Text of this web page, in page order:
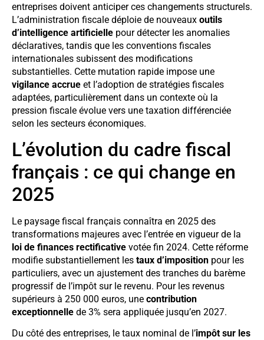
entreprises doivent anticiper ces changements structurels.
L’administration fiscale déploie de nouveaux outils
d’intelligence artificielle pour détecter les anomalies
déclaratives, tandis que les conventions fiscales
internationales subissent des modifications
substantielles. Cette mutation rapide impose une
vigilance accrue et l’adoption de stratégies fiscales
adaptées, particulièrement dans un contexte où la
pression fiscale évolue vers une taxation différenciée
selon les secteurs économiques.
L’évolution du cadre fiscal
français : ce qui change en
2025
Le paysage fiscal français connaîtra en 2025 des
transformations majeures avec l’entrée en vigueur de la
loi de finances rectificative votée fin 2024. Cette réforme
modifie substantiellement les taux d’imposition pour les
particuliers, avec un ajustement des tranches du barème
progressif de l’impôt sur le revenu. Pour les revenus
supérieurs à 250 000 euros, une contribution
exceptionnelle de 3% sera appliquée jusqu’en 2027.
Du côté des entreprises, le taux nominal de l’impôt sur les